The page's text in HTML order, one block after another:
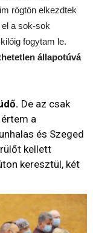
rögtön elkezdtek
a sok-sok
fogytam le.
állapotúvá
De az csak
a
és Szeged
kellett
keresztül, két